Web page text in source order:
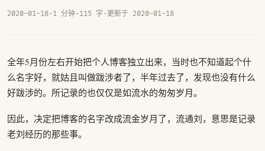
2020-01-18· 1 分钟· 115 字 · 更新于 2020-01-18
全年5月份左右开始把个人博客独立出来，当时也不知道起个什
么名字好，就姑且叫做跋涉者了，半年过去了，发现也没有什么
好跋涉的。所记录的也仅仅是如流水的匆匆岁月。
因此，决定把博客的名字改成流金岁月了，流通刘，意思是记录
老刘经历的那些事。